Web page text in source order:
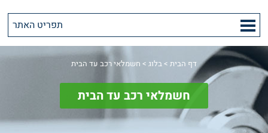
דף הבית >בלוג > חשמלאי רכב עד הבית
חשמלאי רכב עד הבית